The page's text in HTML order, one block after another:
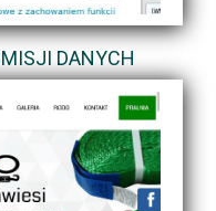
DANYCH